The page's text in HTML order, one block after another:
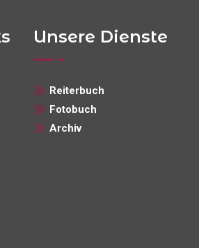
Unsere Dienste
Reiterbuch
Fotobuch
Archiv